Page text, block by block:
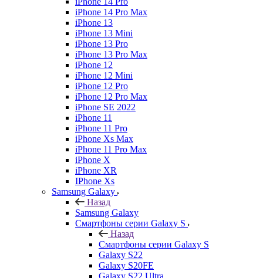
iPhone 14 Pro Max
iPhone 13
iPhone 13 Mini
iPhone 13 Pro
iPhone 13 Pro Max
iPhone 12
iPhone 12 Mini
iPhone 12 Pro
iPhone 12 Pro Max
iPhone SE 2022
iPhone 11
iPhone 11 Pro
iPhone Xs Max
iPhone 11 Pro Max
iPhone X
iPhone XR
IPhone Xs
Samsung Galaxy
Назад
Samsung Galaxy
Смартфоны серии Galaxy S
Назад
Смартфоны серии Galaxy S
Galaxy S22
Galaxy S20FE
Galaxy S22 Ultra